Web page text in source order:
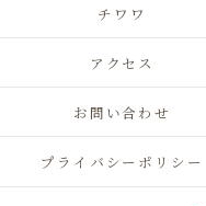
チワワ
アクセス
お問い合わせ
プライバシーポリシー